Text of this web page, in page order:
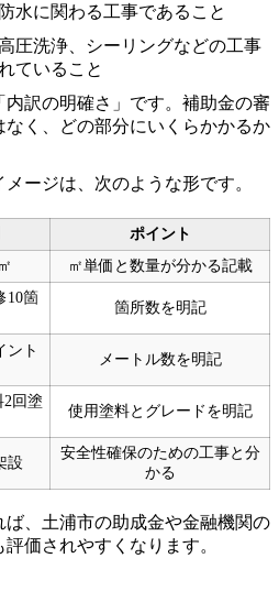
水に関わる工事であること
圧洗浄、シーリングなどの工事
ていること
訳の明確さ」です。補助金の審
く、どの部分にいくらかかるか
ージは、次のような形です。
ポイント
㎡単価と数量が分かる記載
10箇
箇所数を明記
ント
メートル数を明記
2回塗
使用塗料とグレードを明記
設
安全性確保のための工事と分
かる
、土浦市の助成金や金融機関の
価されやすくなります。